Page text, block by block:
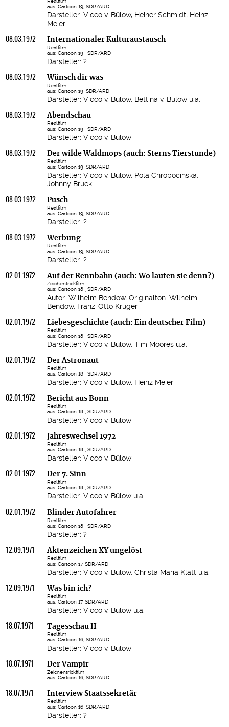
aus: Cartoon 19, SDR/ARD
Darsteller: Vicco v. Bülow, Heiner Schmidt, Heinz
Meier
08.03.1972 Internationaler Kulturaustausch
Realfilm
aus: Cartoon 19 , SDR/ARD
Darsteller: ?
08.03.1972 Wünsch dir was
Realfilm
aus: Cartoon 19, SDR/ARD
Darsteller: Vicco v. Bülow, Bettina v. Bülow u.a.
08.03.1972 Abendschau
Realfilm
aus: Cartoon 19 , SDR/ARD
Darsteller: Vicco v. Bülow
08.03.1972 Der wilde Waldmops (auch: Sterns Tierstunde)
Realfilm
aus: Cartoon 19, SDR/ARD
Darsteller: Vicco v. Bülow, Pola Chrobocinska,
Johnny Bruck
08.03.1972 Pusch
Realfilm
aus: Cartoon 19, SDR/ARD
Darsteller: ?
08.03.1972 Werbung
Realfilm
aus: Cartoon 19, SDR/ARD
Darsteller: ?
02.01.1972 Auf der Rennbahn (auch: Wo laufen sie denn?)
Zeichentrickfilm
aus: Cartoon 18 , SDR/ARD
Autor: Wilhelm Bendow, Originalton: Wilhelm
Bendow, Franz-Otto Krüger
02.01.1972 Liebesgeschichte (auch: Ein deutscher Film)
Realfilm
aus: Cartoon 18 , SDR/ARD
Darsteller: Vicco v. Bülow, Tim Moores u.a.
02.01.1972 Der Astronaut
Realfilm
aus: Cartoon 18 , SDR/ARD
Darsteller: Vicco v. Bülow, Heinz Meier
02.01.1972 Bericht aus Bonn
Realfilm
aus: Cartoon 18 , SDR/ARD
Darsteller: Vicco v. Bülow
02.01.1972 Jahreswechsel 1972
Realfilm
aus: Cartoon 18 , SDR/ARD
Darsteller: Vicco v. Bülow
02.01.1972 Der 7. Sinn
Realfilm
aus: Cartoon 18 , SDR/ARD
Darsteller: Vicco v. Bülow u.a.
02.01.1972 Blinder Autofahrer
Realfilm
aus: Cartoon 18 , SDR/ARD
Darsteller: ?
12.09.1971 Aktenzeichen XY ungelöst
Realfilm
aus: Cartoon 17, SDR/ARD
Darsteller: Vicco v. Bülow, Christa Maria Klatt u.a.
12.09.1971 Was bin ich?
Realfilm
aus: Cartoon 17, SDR/ARD
Darsteller: Vicco v. Bülow u.a.
18.07.1971 Tagesschau II
Realfilm
aus: Cartoon 16, SDR/ARD
Darsteller: Vicco v. Bülow
18.07.1971 Der Vampir
Zeichentrickfilm
aus: Cartoon 16, SDR/ARD
18.07.1971 Interview Staatssekretär
Realfilm
aus: Cartoon 16, SDR/ARD
Darsteller: ?